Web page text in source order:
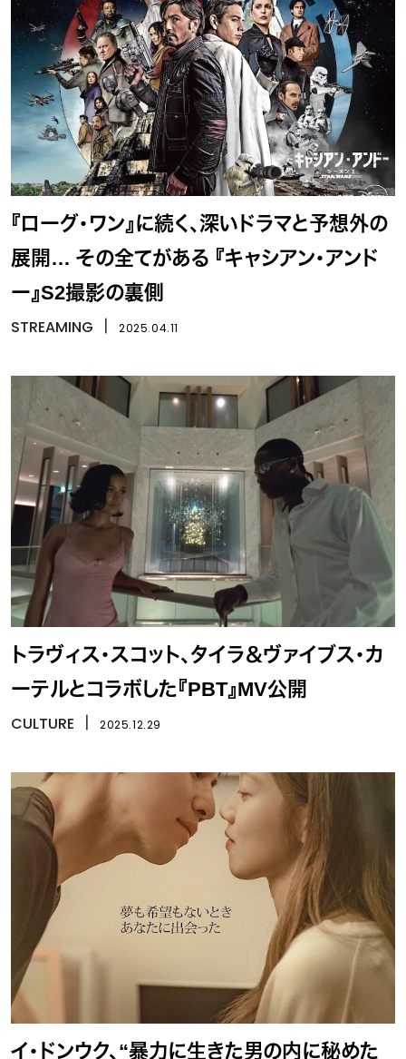
『ローグ・ワン』に続く、深いドラマと予想外の
展開… その全てがある 『キャシアン・アンド
ー』S2撮影の裏側
STREAMING 2025.04.11
トラヴィス・スコット、タイラ＆ヴァイブス・カ
ーテルとコラボした『PBT』MV公開
CULTURE 2025.12.29
イ・ドンウク、“暴力に生きた男の内に秘めた